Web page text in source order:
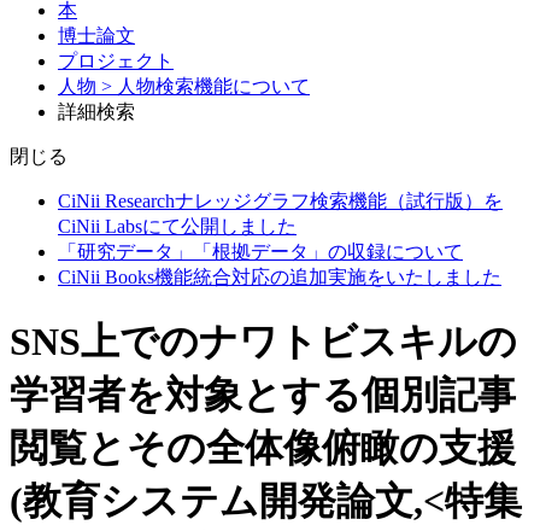
本
博士論文
プロジェクト
人物 > 人物検索機能について
詳細検索
閉じる
CiNii Researchナレッジグラフ検索機能（試行版）を
CiNii Labsにて公開しました
「研究データ」「根拠データ」の収録について
CiNii Books機能統合対応の追加実施をいたしました
SNS上でのナワトビスキルの
学習者を対象とする個別記事
閲覧とその全体像俯瞰の支援
(教育システム開発論文,<特集